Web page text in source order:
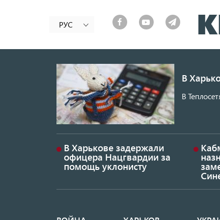
РУС
В
В
В Харькове задержали
офицера Нацгвардии за
помощь уклонисту